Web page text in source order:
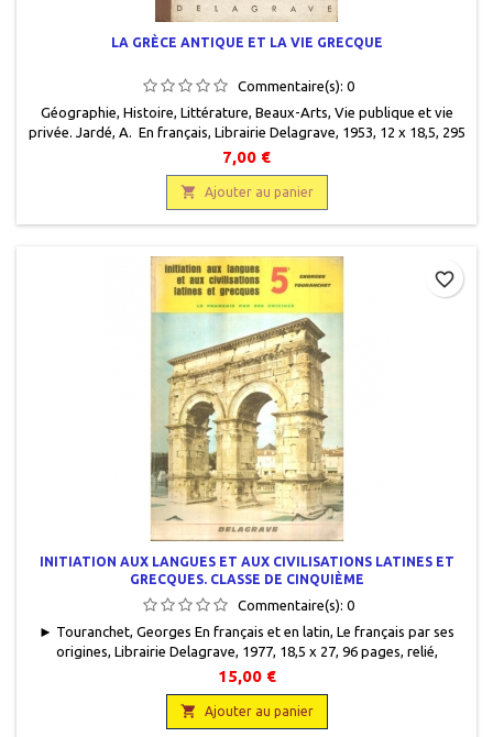
LA GRÈCE ANTIQUE ET LA VIE GRECQUE
Commentaire(s): 0
Géographie, Histoire, Littérature, Beaux-Arts, Vie publique et vie
privée. Jardé, A. En français, Librairie Delagrave, 1953, 12 x 18,5, 295
pages, relié, occasion. Correct. Demi percaline brune. Couverture
insolée, haut de charnière recto frotté. Papier intérieur jauni.
7,00 €
 Ajouter au panier
INITIATION AUX LANGUES ET AUX CIVILISATIONS LATINES ET
GRECQUES. CLASSE DE CINQUIÈME
Commentaire(s): 0
► Touranchet, Georges En français et en latin, Le français par ses
origines, Librairie Delagrave, 1977, 18,5 x 27, 96 pages, relié,
occasion. Reliure cartonnée en bon état. Un coin bas au recto
marqué.
15,00 €
 Ajouter au panier
favorite_border